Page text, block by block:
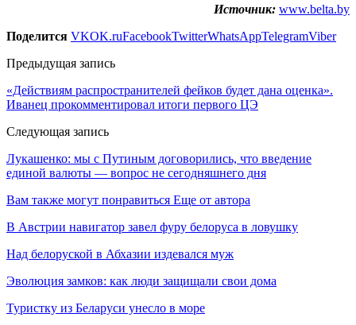
Источник: www.belta.by
Поделится VKOK.ruFacebookTwitterWhatsAppTelegramViber
Предыдущая запись
«Действиям распространителей фейков будет дана оценка».
Иванец прокомментировал итоги первого ЦЭ
Следующая запись
Лукашенко: мы с Путиным договорились, что введение
единой валюты — вопрос не сегодняшнего дня
Вам также могут понравиться Еще от автора
В Австрии навигатор завел фуру белоруса в ловушку
Над белоруской в Абхазии издевался муж
Эволюция замков: как люди защищали свои дома
Туристку из Беларуси унесло в море